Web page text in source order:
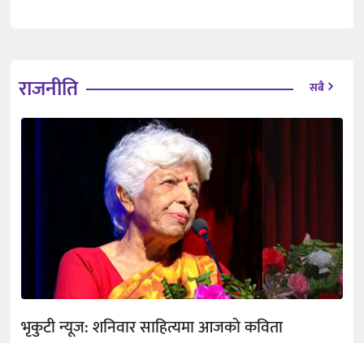
राजनीति सबै
भृकुटी न्यूज: शनिवार साहित्यमा आजको कविता